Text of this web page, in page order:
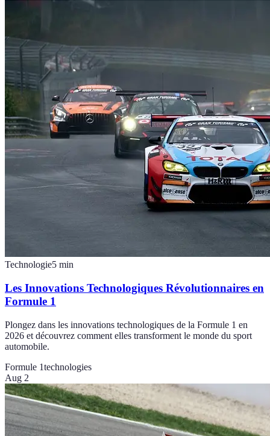
Technologie5 min
Les Innovations Technologiques Révolutionnaires en
Formule 1
Plongez dans les innovations technologiques de la Formule 1 en
2026 et découvrez comment elles transforment le monde du sport
automobile.
Formule 1technologies
Aug 2